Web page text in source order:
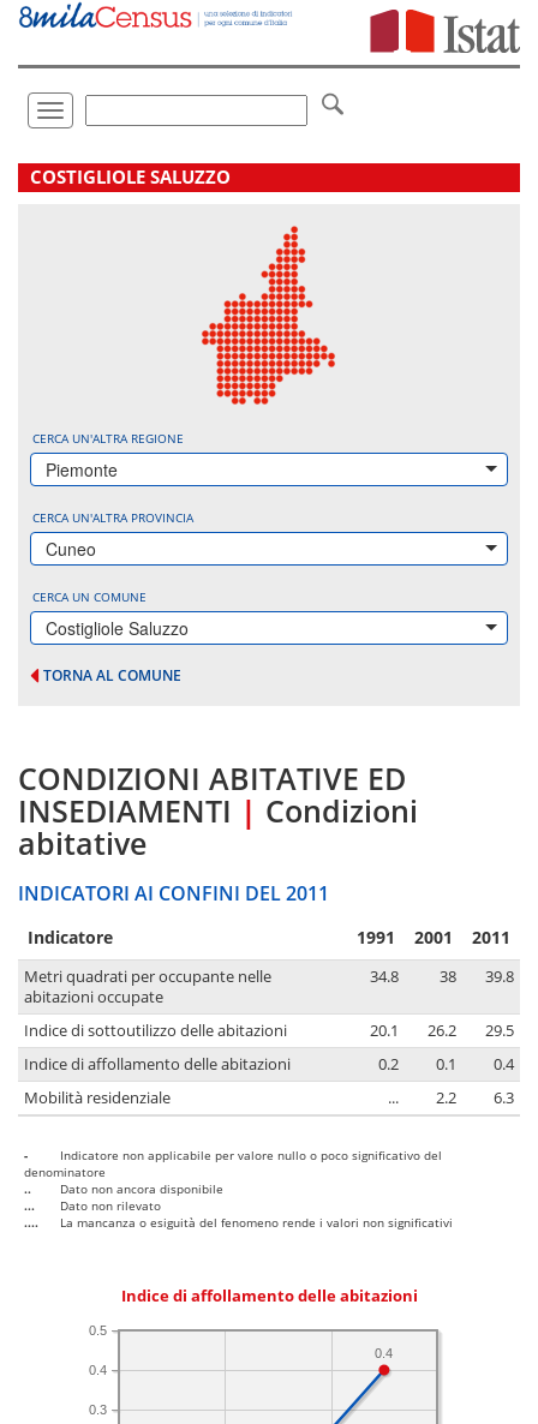
Vai
direttamente
Toggle
navigation
.
COSTIGLIOLE SALUZZO
CERCA UN'ALTRA REGIONE
Piemonte
CERCA UN'ALTRA PROVINCIA
Cuneo
CERCA UN COMUNE
Costigliole Saluzzo
TORNA AL COMUNE
CONDIZIONI ABITATIVE ED
INSEDIAMENTI | Condizioni
abitative
INDICATORI AI CONFINI DEL 2011
Indicatore 1991 2001 2011
Metri quadrati per occupante nelle
abitazioni occupate
34.8 38 39.8
Indice di sottoutilizzo delle abitazioni 20.1 26.2
29.5
Indice di affollamento delle abitazioni
0.2 0.1
0.4
Mobilità residenziale
... 2.2 6.3
-
Indicatore non applicabile per valore nullo o poco significativo del
denominatore
..
Dato non ancora disponibile
...
Dato non rilevato
....
La mancanza o esiguità del fenomeno rende i valori non significativi
Indice di affollamento delle abitazioni
0.3
0.4
0.5
0.4